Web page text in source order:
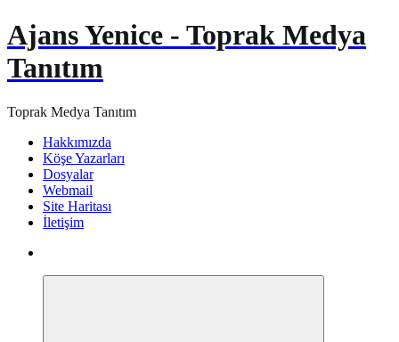
Ajans Yenice - Toprak Medya
Tanıtım
Toprak Medya Tanıtım
Hakkımızda
Köşe Yazarları
Dosyalar
Webmail
Site Haritası
İletişim